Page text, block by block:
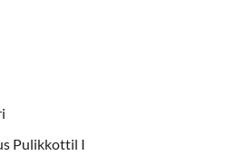
Pulikkottil I